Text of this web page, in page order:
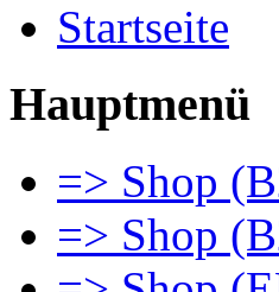
Startseite
Hauptmenü
=> Shop
=> Shop